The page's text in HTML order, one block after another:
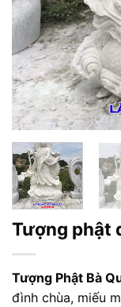
Tượng phật
Tượng Phật Bà
đình chùa, miếu